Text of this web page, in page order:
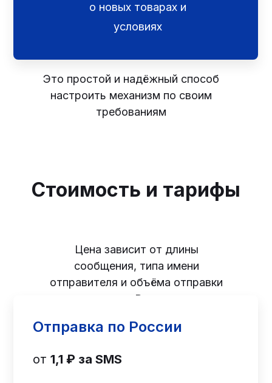
о новых товарах и
условиях
Это простой и надёжный способ
настроить механизм по своим
требованиям
Стоимость и тарифы
Цена зависит от длины
сообщения, типа имени
отправителя и объёма отправки
в месяц. Рассылка
без скрытых комиссий.
Отправка по России
от 1,1 ₽ за SMS